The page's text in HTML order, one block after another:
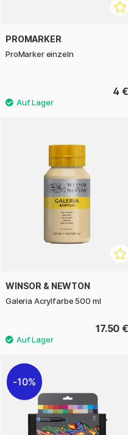
PROMARKER
ProMarker einzeln
4 €
WINSOR & NEWTON
Galeria Acrylfarbe 500 ml
17.50 €
10%